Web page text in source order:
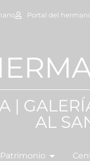
Portal del
|
AL
Patrimonio